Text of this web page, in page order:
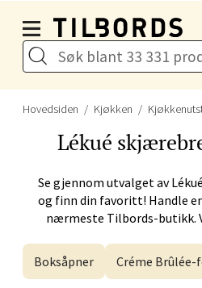
Hovedsiden Kjøkken
Lékué
Se gjennom utvalget avLékué
og finn din favoritt! Handle
nærmeste Tilbords-butikk.
Boksåpner Créme
Åpent i dag 10-20
Bergen - Galleriet
Torgalmenningen 8, 5014
Åpent i dag 09-21